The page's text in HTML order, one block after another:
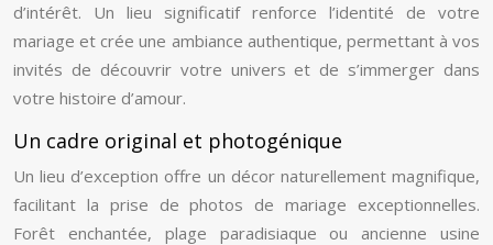
d’intérêt. Un lieu significatif renforce l’identité de votre
mariage et crée une ambiance authentique, permettant à vos
invités de découvrir votre univers et de s’immerger dans
votre histoire d’amour.
Un cadre original et photogénique
Un lieu d’exception offre un décor naturellement magnifique,
facilitant la prise de photos de mariage exceptionnelles.
Forêt enchantée, plage paradisiaque ou ancienne usine